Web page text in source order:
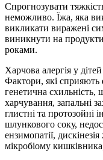
Спрогнозувати
неможливо. Їжа, яка
викликати виражені
виникнути на
роками.
Харчова алергія у
Фактори, які сприяють
генетична схильність,
харчування, запальні
глистні та протозойні
шлункового соку,
ензимопатії,
мікробіому